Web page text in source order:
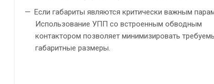
Если габариты являются критически важным
Использование УПП со встроенным обводным
контактором позволяет минимизировать
габаритные размеры.